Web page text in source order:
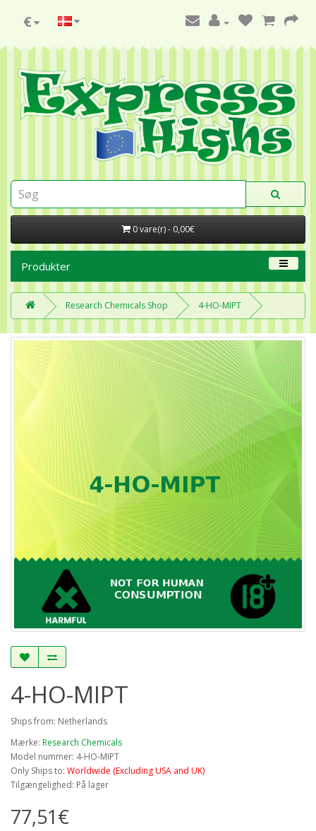
€
0 vare(r) - 0,00€
Produkter
Research Chemicals Shop 4-HO-MIPT
4-HO-MIPT
Ships from: Netherlands
Mærke: Research Chemicals
Model nummer: 4-HO-MIPT
Only Ships to: Worldwide (Excluding USA and UK)
Tilgængelighed: På lager
77,51€